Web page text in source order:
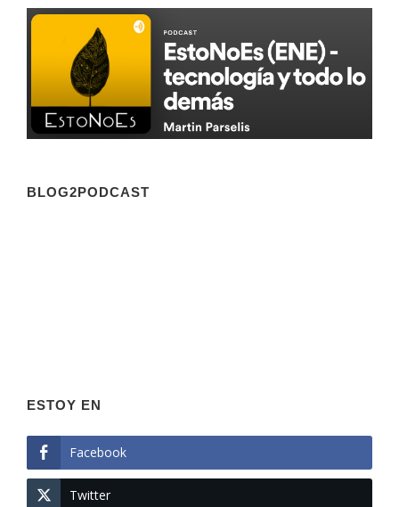
BLOG2PODCAST
ESTOY EN
Facebook
Twitter